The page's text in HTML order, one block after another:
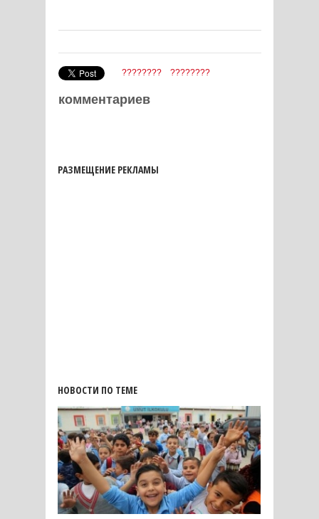
???????? ????????
комментариев
РАЗМЕЩЕНИЕ РЕКЛАМЫ
НОВОСТИ ПО ТЕМЕ